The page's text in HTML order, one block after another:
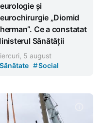
și
„Diomid
Ce a constatat
Sănătății
5 august
#Social